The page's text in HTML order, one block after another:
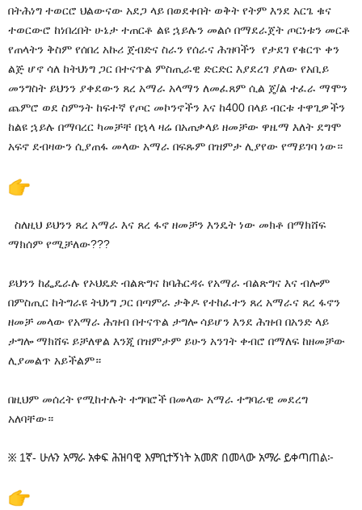
በትሕነግ ተወርሮ ህልውናው አደጋ ላይ በወደቀበት ወቅት የትም እንደ አርጌ ቁና
ተወርውሮ ከነበረበት ሁኔታ ተጠርቶ ልዩ ኋይሉን መልሶ በማደራጀት ጦርነቱን መርቶ
የጠላትን ቅስም የሰበረ አኩሪ ጀብድና ስራን የሰራና ሕዝባችን የታደገ የቁርጥ ቀን
ልጅ ሆኖ ሳለ ከትህነግ ጋር በተናጥል ምስጢራዊ ድርድር እያደረገ ያለው የአቢይ
መንግስት ይህንን ያቀደውን ጸረ አማራ አላማን ለመፈጸም ሲል ጄ/ል ተፈራ ማሞን
ጨምሮ ወደ ስምንት ከፍተኛ የጦር መኮንኖችን እና ከ400 በላይ ብርቱ ተዋጊዎችን
ከልዩ ኋይሉ በማባረር ካመቻቸ በኋላ ዛሬ በአጠቃላይ ዘመቻው ዋዜማ እለት ደግሞ
አፍኖ ደብዛውን ሲያጠፋ መላው አማራ በፍጹም በዝምታ ሊያየው የማይገባ ነው።
ስለዚህ ይህንን ጸረ አማራ እና ጸረ ፋኖ ዘመቻን እንዴት ነው መክቶ በማክሸፍ
ማክሰም የሚቻለው???
ይህንን ከፌዴራሉ የኦህዴድ ብልጽግና ከባሕርዳሩ የአማራ ብልጽግና እና ብሎም
በምስጢር ከትግራዩ ትህነግ ጋር በጣምራ ታቅዶ የተከፈተን ጸረ አማራና ጸረ ፋኖን
ዘመቻ መላው የአማራ ሕዝብ በተናጥል ታግሎ ሳይሆን እንደ ሕዝብ በአንድ ላይ
ታግሎ ማክሸፍ ይቻለዋል እንጂ በዝምታም ይሁን አንገት ቀብሮ በማለፍ ከዘመቻው
ሊያመልጥ አይችልም።
በዚህም መሰረት የሚከተሉት ተግባሮች በመላው አማራ ተግባራዊ መደረግ
አለባቸው።
፠ 1ኛ- ሁሉን አማራ አቀፍ ሕዝባዊ እምቢተኝነት አመጽ በመላው አማራ ይቀጣጠል፦